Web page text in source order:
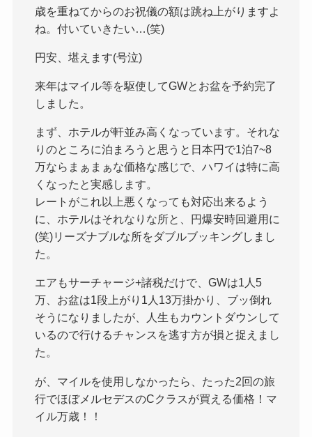
歳を重ねてからのお祝儀の額は跳ね上がりますよ
ね。付いていきたい…(笑)
円安、堪えます(号泣)
来年はマイル等を駆使してGWとお盆を予約完了
しました。
まず、ホテルが軒並み高くなっています。それな
りのところに泊まろうと思うと日本円で1泊7~8
万ならまぁまぁな価格な感じで、ハワイは特に高
くなったと実感します。
レートがこれ以上悪くなっても対応出来るよう
に、ホテルはそれなりな所と、円爆安時回避用に
(笑)リーズナブルな所をダブルブッキングしまし
た。
エアもサーチャージ+諸税だけで、GWは1人5
万、お盆は1段上がり1人13万掛かり、ブッ倒れ
そうになりましたが、人生もカウントダウンして
いるので行けるチャンスを逃す方が損と捉えまし
た。
が、マイルを使用しなかったら、たった2回の旅
行でほぼメルセデスのCクラスが買える価格！マ
イル万歳！！